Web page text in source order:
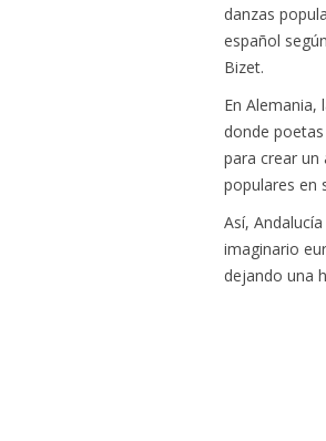
danzas
español
Bizet.
En Alemania,
donde
para crear
populares en
Así,
imaginario
dejando una